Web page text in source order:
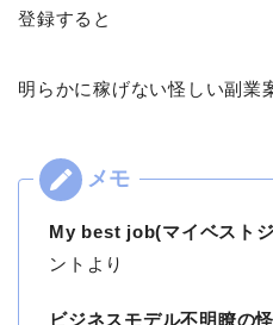
登録すると
明らかに稼げない怪しい副業
My best job(マイベスト
ントより
ビジネスモデル不明瞭の